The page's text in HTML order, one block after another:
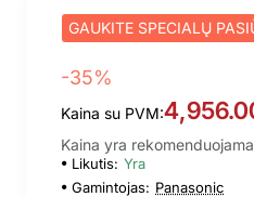
GAUKITE SPECIALŲ
-35%
Kaina su PVM:
Kaina yra
Likutis: Yra
Gamintojas: Panasonic